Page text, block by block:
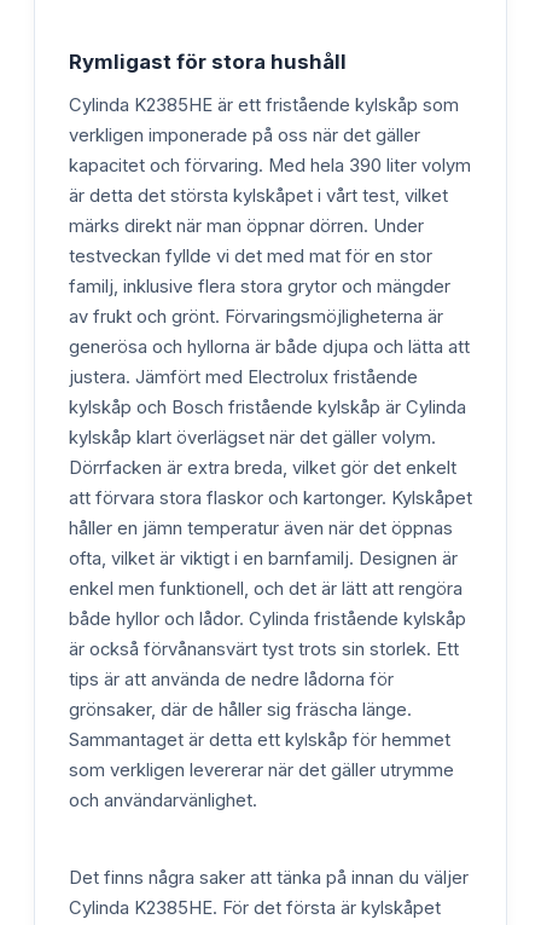
Rymligast för stora hushåll
Cylinda K2385HE är ett fristående kylskåp som
verkligen imponerade på oss när det gäller
kapacitet och förvaring. Med hela 390 liter volym
är detta det största kylskåpet i vårt test, vilket
märks direkt när man öppnar dörren. Under
testveckan fyllde vi det med mat för en stor
familj, inklusive flera stora grytor och mängder
av frukt och grönt. Förvaringsmöjligheterna är
generösa och hyllorna är både djupa och lätta att
justera. Jämfört med Electrolux fristående
kylskåp och Bosch fristående kylskåp är Cylinda
kylskåp klart överlägset när det gäller volym.
Dörrfacken är extra breda, vilket gör det enkelt
att förvara stora flaskor och kartonger. Kylskåpet
håller en jämn temperatur även när det öppnas
ofta, vilket är viktigt i en barnfamilj. Designen är
enkel men funktionell, och det är lätt att rengöra
både hyllor och lådor. Cylinda fristående kylskåp
är också förvånansvärt tyst trots sin storlek. Ett
tips är att använda de nedre lådorna för
grönsaker, där de håller sig fräscha länge.
Sammantaget är detta ett kylskåp för hemmet
som verkligen levererar när det gäller utrymme
och användarvänlighet.
Det finns några saker att tänka på innan du väljer
Cylinda K2385HE. För det första är kylskåpet